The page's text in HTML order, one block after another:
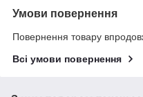
Умови повернення
Повернення товару
Всі умови повернення